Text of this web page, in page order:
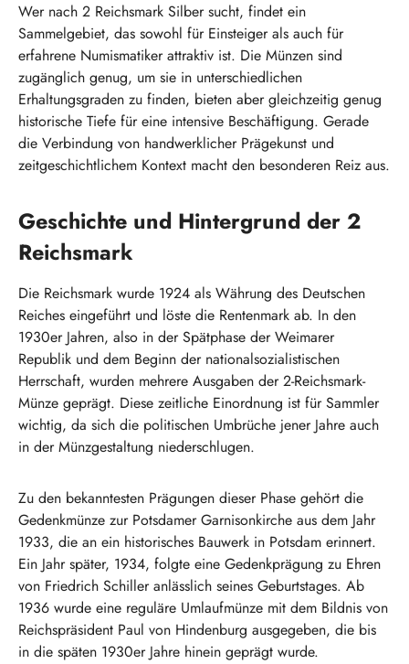
Wer nach 2 Reichsmark Silber sucht, findet ein
Sammelgebiet, das sowohl für Einsteiger als auch für
erfahrene Numismatiker attraktiv ist. Die Münzen sind
zugänglich genug, um sie in unterschiedlichen
Erhaltungsgraden zu finden, bieten aber gleichzeitig genug
historische Tiefe für eine intensive Beschäftigung. Gerade
die Verbindung von handwerklicher Prägekunst und
zeitgeschichtlichem Kontext macht den besonderen Reiz aus.
Geschichte und Hintergrund der 2
Reichsmark
Die Reichsmark wurde 1924 als Währung des Deutschen
Reiches eingeführt und löste die Rentenmark ab. In den
1930er Jahren, also in der Spätphase der Weimarer
Republik und dem Beginn der nationalsozialistischen
Herrschaft, wurden mehrere Ausgaben der 2-Reichsmark-
Münze geprägt. Diese zeitliche Einordnung ist für Sammler
wichtig, da sich die politischen Umbrüche jener Jahre auch
in der Münzgestaltung niederschlugen.
Zu den bekanntesten Prägungen dieser Phase gehört die
Gedenkmünze zur Potsdamer Garnisonkirche aus dem Jahr
1933, die an ein historisches Bauwerk in Potsdam erinnert.
Ein Jahr später, 1934, folgte eine Gedenkprägung zu Ehren
von Friedrich Schiller anlässlich seines Geburtstages. Ab
1936 wurde eine reguläre Umlaufmünze mit dem Bildnis von
Reichspräsident Paul von Hindenburg ausgegeben, die bis
in die späten 1930er Jahre hinein geprägt wurde.